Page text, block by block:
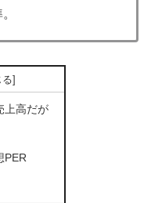
上高だが
PER